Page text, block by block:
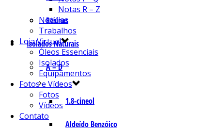
Resinas
Isolados Naturais
A – D
1.8-cineol
Aldeído Benzóico
Notas R – Z
Notícias
Trabalhos
Loja Virtual
Óleos Essenciais
Isolados
Equipamentos
Fotos e Vídeos
Fotos
Vídeos
Contato